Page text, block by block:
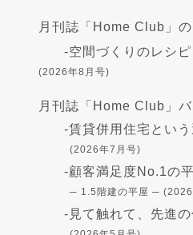
月刊誌「Home Club」
-空間づくりのレシピ
(2026年8月号)
月刊誌「Home Club」
-賃貸併用住宅という
(2026年7月号)
-顧客満足度No.1の
─ 1.5階建の平屋 ─ (2026
- 見て触れて、先進